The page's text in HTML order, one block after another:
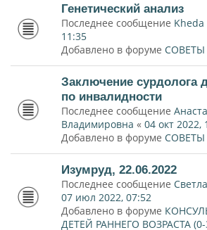
Генетический анализ
Последнее сообщение Kheda
11:35
Добавлено в форуме СОВЕТЫ
Заключение сурдолога
по инвалидности
Последнее сообщение
Владимировна « 04 окт 2022,
Добавлено в форуме СОВЕТЫ
Изумруд, 22.06.2022
Последнее сообщение
07 июл 2022, 07:52
Добавлено в форуме
ДЕТЕЙ РАННЕГО ВОЗРАСТА (0-